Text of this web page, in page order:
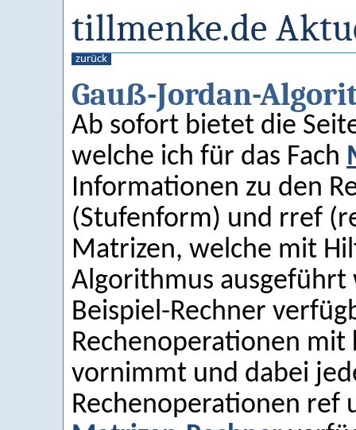
tillmenke.de
zurück
Gauß-Jordan-
Ab sofort bietet die
welche ich für das Fach
Informationen zu den
(Stufenform) und rref
Matrizen, welche mit
Algorithmus ausgeführt
Beispiel-Rechner
Rechenoperationen
vornimmt und dabei
Rechenoperationen ref